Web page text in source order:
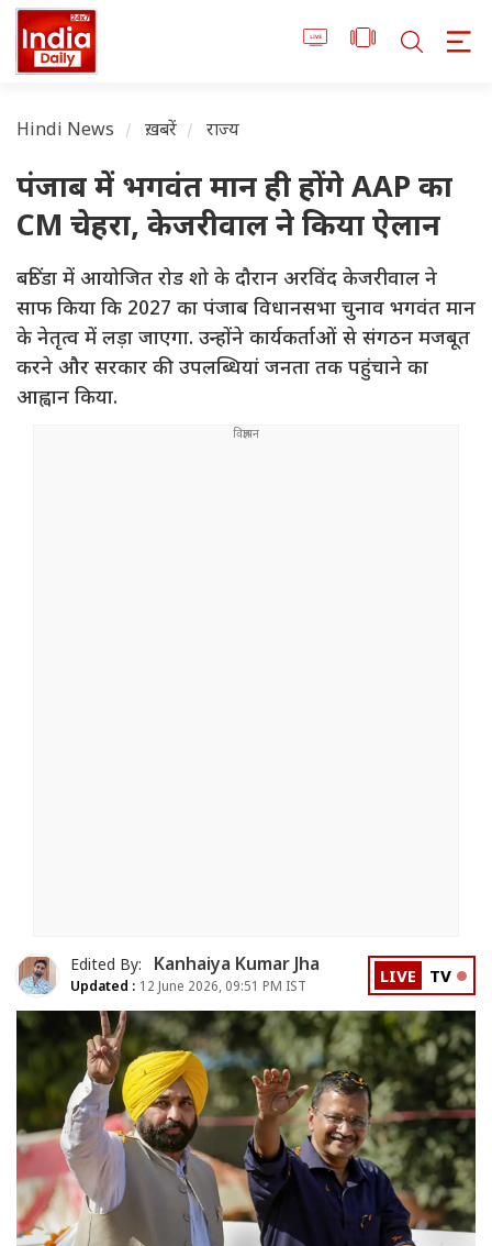
Hindi News ख़बरें राज्य
पंजाब में भगवंत मान ही होंगे AAP का
CM चेहरा, केजरीवाल ने किया ऐलान
बठिंडा में आयोजित रोड शो के दौरान अरविंद केजरीवाल ने
साफ किया कि 2027 का पंजाब विधानसभा चुनाव भगवंत मान
के नेतृत्व में लड़ा जाएगा. उन्होंने कार्यकर्ताओं से संगठन मजबूत
करने और सरकार की उपलब्धियां जनता तक पहुंचाने का
आह्वान किया.
Edited By: Kanhaiya Kumar Jha
Updated : 12 June 2026, 09:51 PM IST LIVE TV